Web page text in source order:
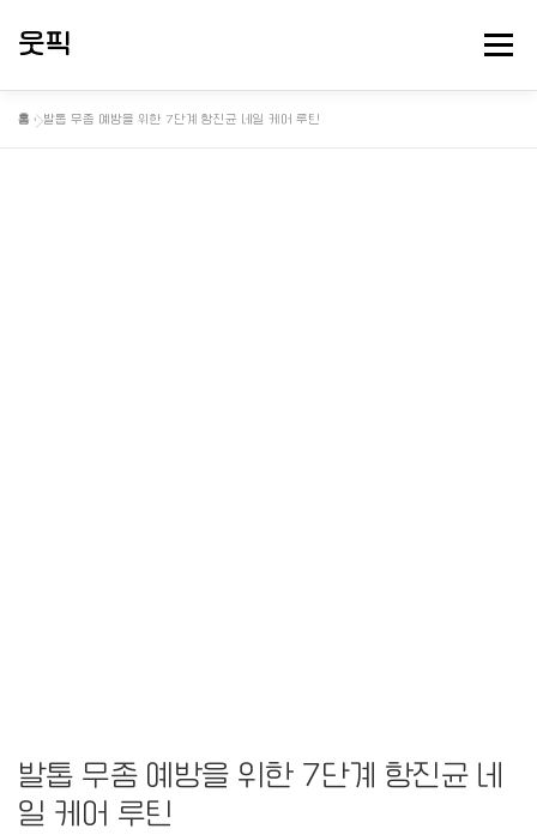
웃픽 메뉴
홈 »발톱 무좀 예방을 위한 7단계 항진균 네일 케어 루틴
발톱 무좀 예방을 위한 7단계 항진균 네
일 케어 루틴